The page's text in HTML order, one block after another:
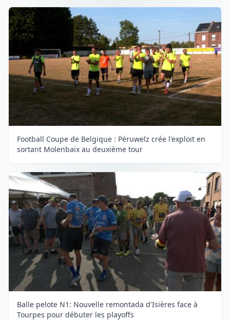
Football Coupe de Belgique : Péruwelz crée l'exploit en
sortant Molenbaix au deuxième tour
Balle pelote N1: Nouvelle remontada d'Isières face à
Tourpes pour débuter les playoffs